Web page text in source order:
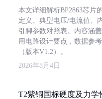
本文详细解析BP2863芯片
定义、典型电压/电流值、
引脚参数对照表。内容涵
用电路设计要点，数据参
（版本V1.2）。
2026年8月4日
T2紫铜国标硬度及力学